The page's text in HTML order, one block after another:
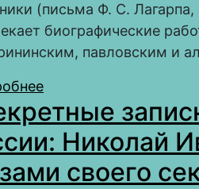
(письма Ф. С.
биографические
павловским и
ЛАГАРП
Николай
своего